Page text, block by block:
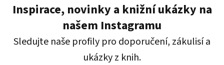
Inspirace, novinky a knižní ukázky na
našem Instagramu
Sledujte naše profily pro doporučení, zákulisí a
ukázky z knih.